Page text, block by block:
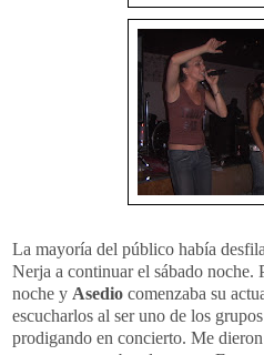
La mayoría del público había
Nerja a continuar el sábado noche.
noche y Asedio comenzaba su
escucharlos al ser uno de los
prodigando en concierto. Me